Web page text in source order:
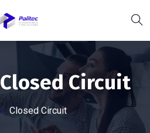
Closed Circuit
Closed Circuit